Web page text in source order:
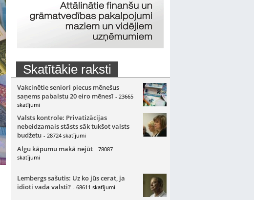
Skatītākie raksti
Vakcinētie seniori piecus mēnešus
saņems pabalstu 20 eiro mēnesī - 23665
skatījumi
Valsts kontrole: Privatizācijas
nebeidzamais stāsts sāk tukšot valsts
budžetu - 28724 skatījumi
Algu kāpumu makā nejūt - 78087
skatījumi
Lembergs sašutis: Uz ko jūs cerat, ja
idioti vada valsti? - 68611 skatījumi